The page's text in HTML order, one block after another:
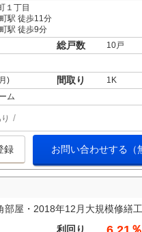
１丁目
駅 徒歩11分
駅 徒歩9分
総戸数 10戸
) 間取り 1K
ム
録 お問い合わせする（
屋・2018年12月大規模修繕
利回り